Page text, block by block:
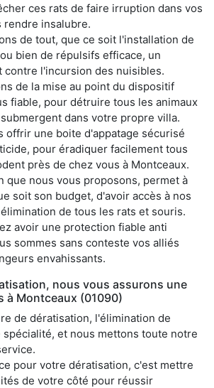
ces rats de faire irruption dans vos
rendre insalubre.
de tout, que ce soit l'installation de
bien de répulsifs efficace, un
contre l'incursion des nuisibles.
de la mise au point du dispositif
fiable, pour détruire tous les animaux
dans votre propre villa.
offrir une boite d'appatage sécurisé
pour éradiquer facilement tous
près de chez vous à Montceaux.
que nous vous proposons, permet à
soit son budget, d'avoir accès à nos
de tous les rats et souris.
avoir une protection fiable anti
sommes sans conteste vos alliés
envahissants.
nous vous assurons une
à Montceaux (01090)
de dératisation, l'élimination de
et nous mettons toute notre
pour votre dératisation, c'est mettre
de votre côté pour réussir